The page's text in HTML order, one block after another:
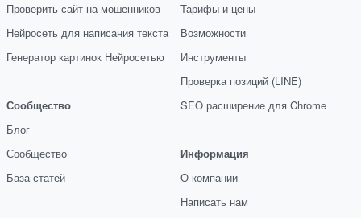
Проверить сайт на мошенников
Нейросеть для написания текста
Генератор картинок Нейросетью
Сообщество
Блог
Сообщество
База статей
Тарифы и цены
Возможности
Инструменты
Проверка позиций (LINE)
SEO расширение для Chrome
Информация
О компании
Написать нам